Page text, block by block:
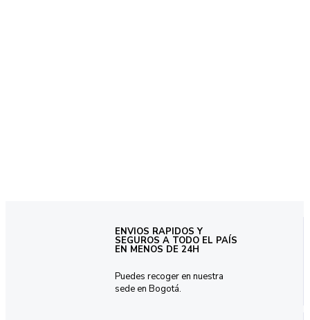
ENVIOS RAPIDOS Y
SEGUROS A TODO EL PAÍS
EN MENOS DE 24H
Puedes recoger en nuestra
sede en Bogotá.